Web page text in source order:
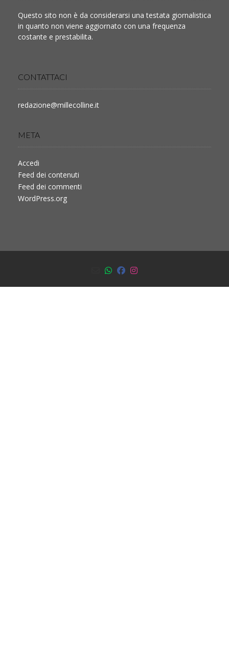
Questo sito non è da considerarsi una testata giornalistica
in quanto non viene aggiornato con una frequenza
costante e prestabilita.
CONTATTACI
redazione@millecolline.it
META
Accedi
Feed dei contenuti
Feed dei commenti
WordPress.org